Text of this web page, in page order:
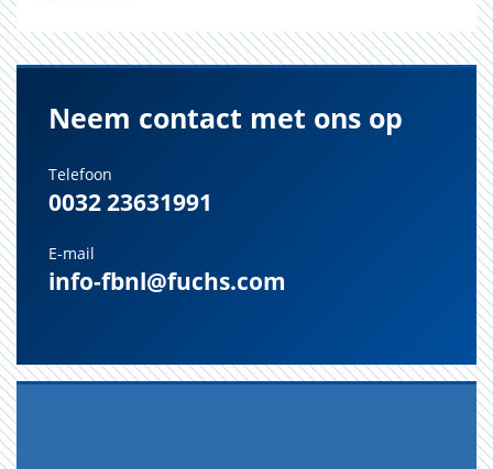
Neem contact met ons op
Telefoon
0032 23631991
E-mail
info-fbnl@fuchs.com